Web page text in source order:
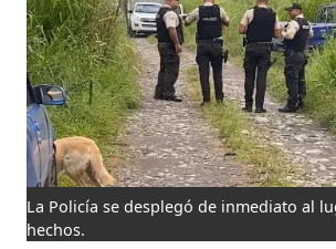
La Policía se desplegó de inmediato al
hechos.